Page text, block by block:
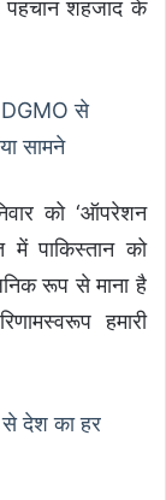
शहजाद के
से
सामने
को ‘ऑपरेशन
पाकिस्तान को
रूप से माना है
हमारी
देश का हर